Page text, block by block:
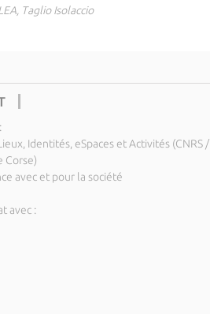
Taglio Isolaccio
Identités, eSpaces et Activités (CNRS /
Corse)
avec et pour la société
avec :